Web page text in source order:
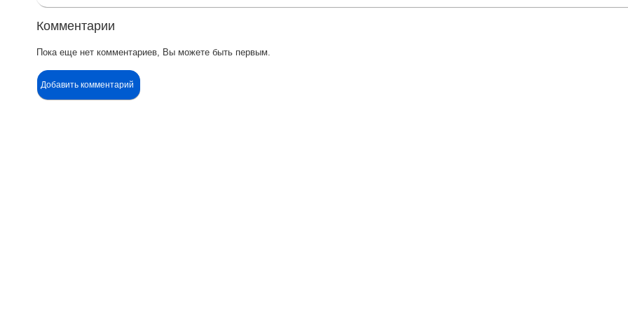
Комментарии
Пока еще нет комментариев, Вы можете быть первым.
Добавить комментарий